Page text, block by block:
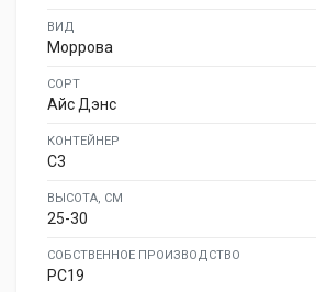
ВИД
Моррова
СОРТ
Айс Дэнс
КОНТЕЙНЕР
C3
ВЫСОТА, СМ
25-30
СОБСТВЕННОЕ ПРОИЗВОДСТВО
PC19